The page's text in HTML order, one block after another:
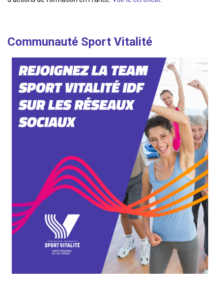
Communauté Sport Vitalité